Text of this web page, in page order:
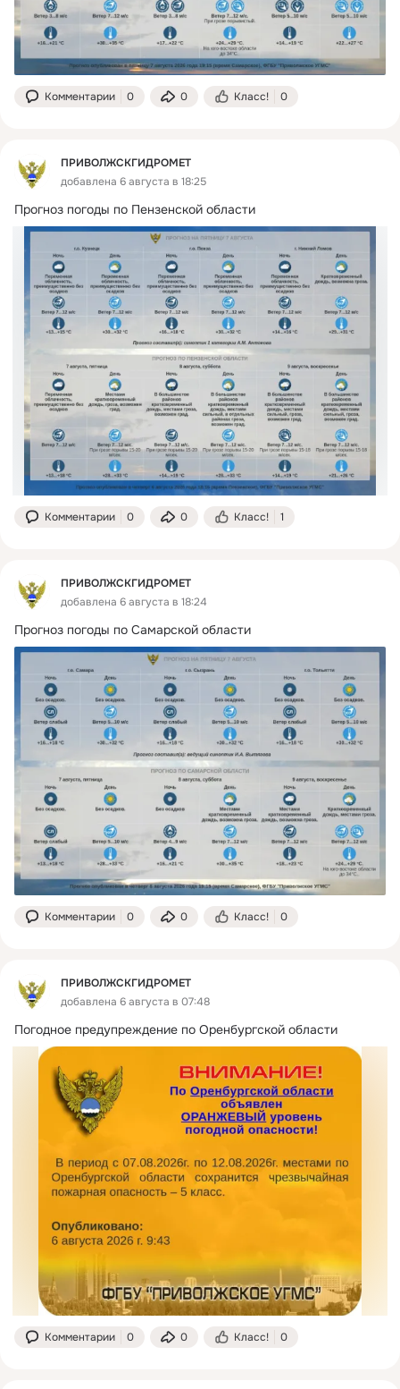
Комментарии 0 0 Класс! 0
ПРИВОЛЖСКГИДРОМЕТ
добавлена 6 августа в 18:25
Прогноз погоды по Пензенской области
Комментарии 0 0 Класс! 1
ПРИВОЛЖСКГИДРОМЕТ
добавлена 6 августа в 18:24
Прогноз погоды по Самарской области
Комментарии 0 0 Класс! 0
ПРИВОЛЖСКГИДРОМЕТ
добавлена 6 августа в 07:48
Погодное предупреждение по Оренбургской области
Комментарии 0 0 Класс! 0